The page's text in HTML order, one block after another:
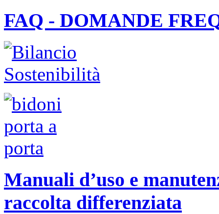
FAQ - DOMANDE
Manuali d’uso e
raccolta differenziata